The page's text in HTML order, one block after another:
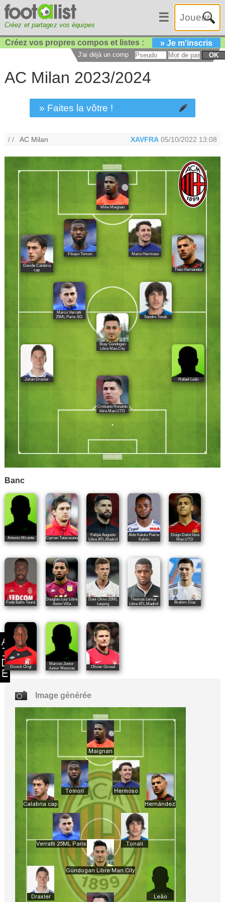
Créez et partagez vos équipes
☰
Créez vos propres compos et listes : » Je m'inscris
J'ai déjà un compte : OK
AC Milan 2023/2024
» Faites la vôtre !
/ /AC Milan XAVFRA 05/10/2022 13:08
Mike Maignan
Davide Calabria
cap
Fikayo Tomori Mario Hermoso
Théo Hernández
Marco Verratti
25ML Paris-SG
Sandro Tonali
Ilkay Gündogan
Libre Man.City
Rafael Leão
Julian Draxler
Cristiano Ronaldo
libre Man.UTD
Banc
Antonio Mirante Ciprian Tatarusanu
Felipe Augusto
Libre ATL.Madrid
Aldo Kalulu Pierre
Kalulu
Diogo Dalot libre
Man.UTD
Fodé Ballo-Touré
Douglas Luiz Libre
Aston Villa
Dani Olmo 20ML
Leipzig
Thomas Lemar
Libre ATL.Madrid
Brahim Díaz
Divock Origi
Marcos Junior
Junior Messias
Olivier Giroud
Image générée